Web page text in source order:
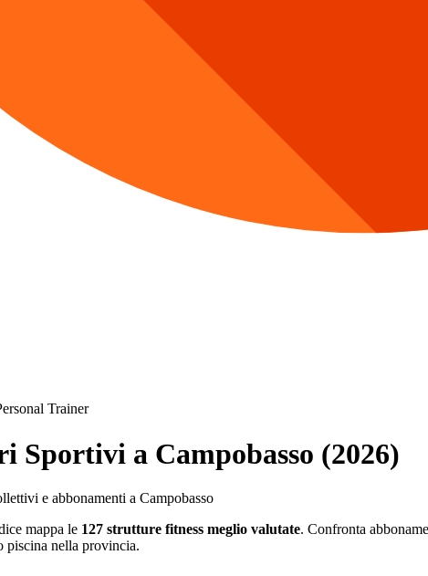
Trainer
Sportivi a Campobasso (2026)
e abbonamenti a Campobasso
mappa le 127 strutture fitness meglio valutate. Confronta
piscina nella provincia.